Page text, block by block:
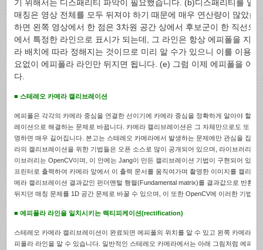
기 위해서는 디스패리티 파악이 필요했습니다. (b)디스패리티를 알
매칭은 영상 전체를 모두 뒤져야 하기 때문에 매우 연산량이 많았습
하면 왼쪽 영상에서 한 점은 3차원 공간 상에서 후보군이 한 직선으
에서 특정한 라인으로 표시가 되는데, 그 라인은 항상 에피폴을 지
라 배치에 따라 정해지는 것이므로 미리 알 수가 있으니 이를 이용
요없이 에피폴라 라인만 뒤지면 됩니다. (e) 그럼 이제 에피폴을 어
다.
■ 스테레오 카메라 캘리브레이션
에피폴은 각각의 카메라 중심을 연결한 선이기에 카메라 중심을 정확하게 알아야 할
레이션으로 해결하는 문제로 바뀝니다. 카메라 캘리브레이션은 그 자체만으로도 또 하
명하면 매우 길어집니다. 본고는 스테레오 카메라에서 발생하는 문제에만 관심을 집중
라의 캘리브레이션을 위한 기법들은 오픈 소스로 많이 공개되어 있으며, 라이브러리로
이브러리는 OpenCV이며, 이 안에는 Jang이 만든 캘리브레이션 기법이 구현되어 있습
프린터로 출력하여 카메라 앞에서 이 출력 문서를 움직여가며 촬영한 이미지를 캘리브
메라 캘리브레이션 결과값인 펀더맨털 행렬(Fundamental matrix)를 결과값으로 반환
뒤지던 매칭 문제를 1D 공간 문제로 바꿀 수 있으며, 이 또한 OpenCV에 이러한 기법으
■ 에피폴라 라인을 일치시키는 렉티피케이션(rectification)
스테레오 카메라 캘리브레이션이 완료되면 에피폴의 위치를 알 수 있고 왼쪽 카메라
피폴라 라인을 알 수 있습니다. 일반적인 스테레오 카메라에서는 아래 그림처럼 에피